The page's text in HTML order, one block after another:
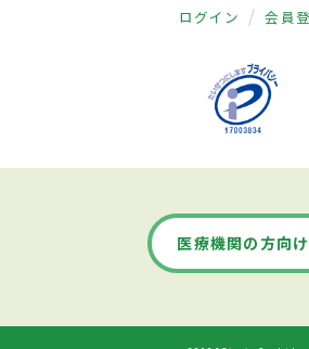
ログイン 会員
医療機関の方向